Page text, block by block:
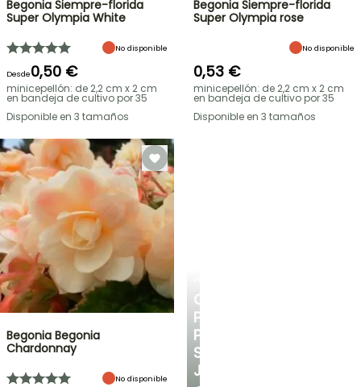
CONSEJOS
PERSONALIZADOS
PARA
SU
JARDÍN
Begonia Siempre-florida
Super Olympia White
No disponible
Desde0,50 €
minicepellón: de 2,2 cm x 2 cm
en bandeja de cultivo por 35
Disponible en 3 tamaños
Begonia Siempre-florida
Super Olympia rose
No disponible
0,53 €
minicepellón: de 2,2 cm x 2 cm
en bandeja de cultivo por 35
Disponible en 3 tamaños
Begonia Begonia
Chardonnay
No disponible